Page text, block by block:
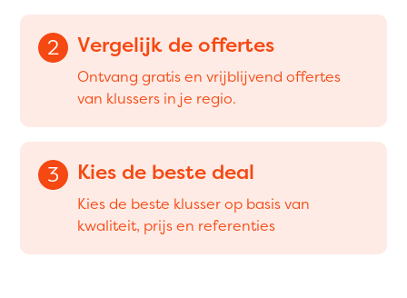
2 Vergelijk de offertes
Ontvang gratis en vrijblijvend offertes
van klussers in je regio.
3 Kies de beste deal
Kies de beste klusser op basis van
kwaliteit, prijs en referenties